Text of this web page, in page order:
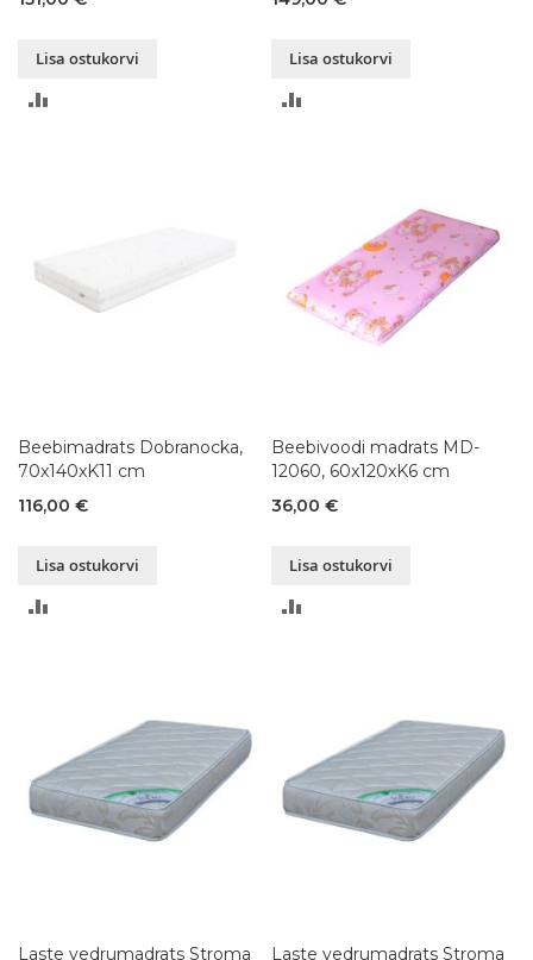
Lisa ostukorvi
Lisa ostukorvi
Beebimadrats Dobranocka,
70x140xK11 cm
116,00 €
Lisa ostukorvi
Beebivoodi madrats MD-
12060, 60x120xK6 cm
36,00 €
Lisa ostukorvi
Laste vedrumadrats Stroma Laste vedrumadrats Stroma